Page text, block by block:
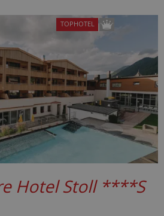
TOPHOTEL
Hotel Stoll ****S